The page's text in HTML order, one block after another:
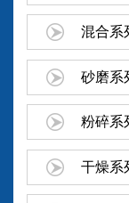
混合系
砂磨系
粉碎系
干燥系